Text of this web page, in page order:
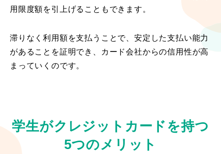
用限度額を引上げることもできます。
滞りなく利用額を支払うことで、安定した支払い能力
があることを証明でき、カード会社からの信用性が高
まっていくのです。
学生がクレジットカードを持つ
5つのメリット